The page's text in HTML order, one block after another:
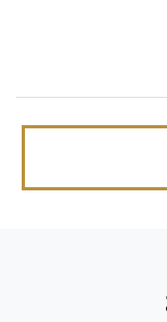
A
仲介手数料や
として、賃料
付帯契約の有